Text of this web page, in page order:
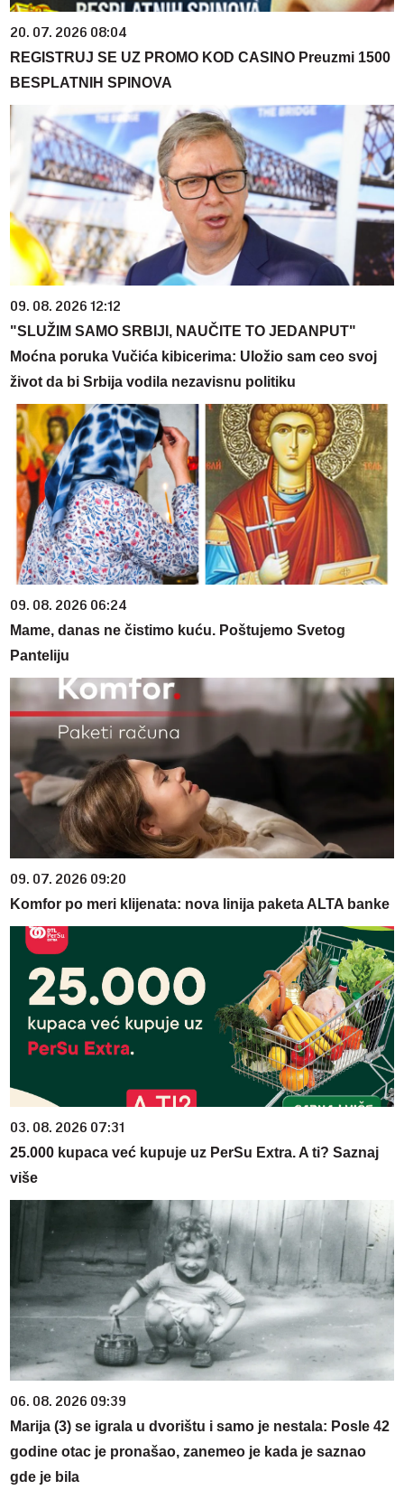
20. 07. 2026 08:04
REGISTRUJ SE UZ PROMO KOD CASINO Preuzmi 1500
BESPLATNIH SPINOVA
09. 08. 2026 12:12
"SLUŽIM SAMO SRBIJI, NAUČITE TO JEDANPUT"
Moćna poruka Vučića kibicerima: Uložio sam ceo svoj
život da bi Srbija vodila nezavisnu politiku
09. 08. 2026 06:24
Mame, danas ne čistimo kuću. Poštujemo Svetog
Panteliju
09. 07. 2026 09:20
Komfor po meri klijenata: nova linija paketa ALTA banke
03. 08. 2026 07:31
25.000 kupaca već kupuje uz PerSu Extra. A ti? Saznaj
više
06. 08. 2026 09:39
Marija (3) se igrala u dvorištu i samo je nestala: Posle 42
godine otac je pronašao, zanemeo je kada je saznao
gde je bila